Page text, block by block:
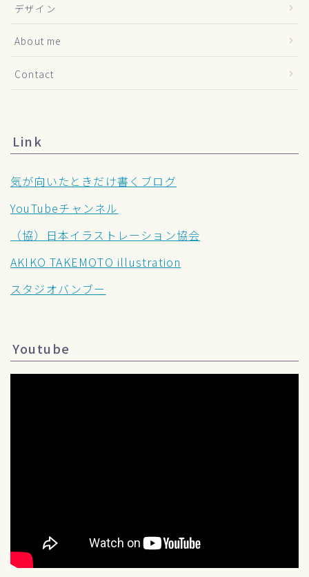
デザイン
About me
Contact
Link
気が向いたときだけ書くブログ
YouTubeチャンネル
（協）日本イラストレーション協会
AKIKO TAKEMOTO illustration
スタジオバンブー
Youtube